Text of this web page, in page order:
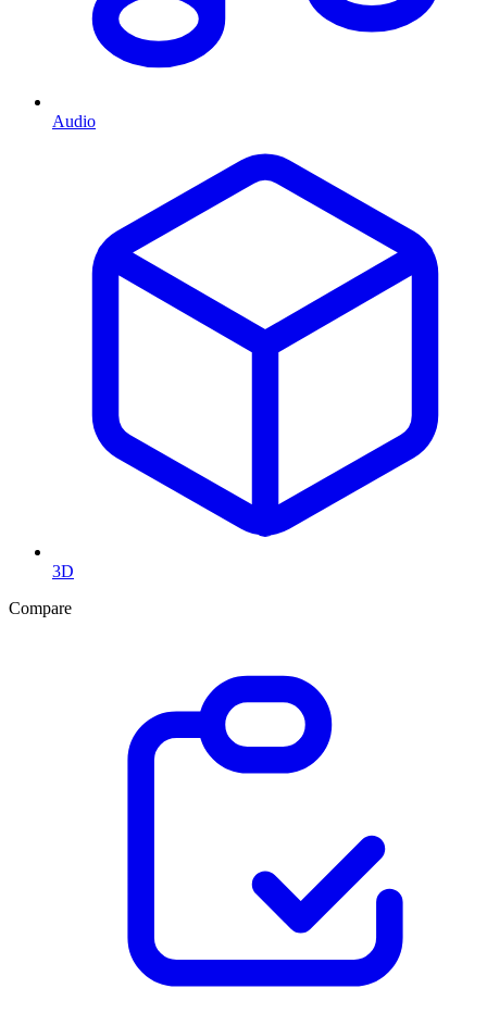
Audio
3D
Compare